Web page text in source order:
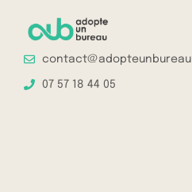
07 57 18 44 05